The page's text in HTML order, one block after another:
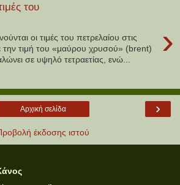
του
›
οι τιμές του πετρελαίου στις
την τιμή του «μαύρου χρυσού» (brent)
σε υψηλό τετραετίας, ενώ...
›
Αρχική σελίδα
έκδοσης ιστού